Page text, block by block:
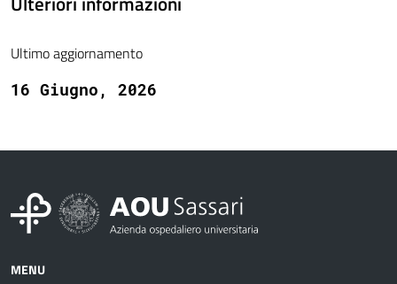
Ultimo aggiornamento
16 Giugno, 2026
MENU